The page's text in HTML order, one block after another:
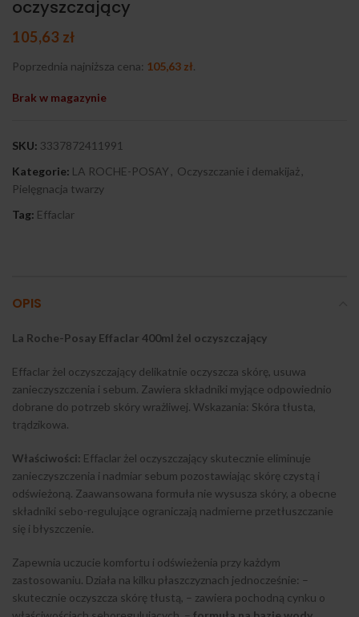
oczyszczający
105,63 zł
Poprzednia najniższa cena: 105,63 zł.
Brak w magazynie
SKU: 3337872411991
Kategorie: LA ROCHE-POSAY Oczyszczanie i demakijaż
Pielęgnacja twarzy
Tag: Effaclar
OPIS
La Roche-Posay Effaclar 400ml żel oczyszczający
Effaclar żel oczyszczający delikatnie oczyszcza skórę, usuwa
zanieczyszczenia i sebum. Zawiera składniki myjące odpowiednio
dobrane do potrzeb skóry wrażliwej. Wskazania: Skóra tłusta,
trądzikowa.
Właściwości: Effaclar żel oczyszczający skutecznie eliminuje
zanieczyszczenia i nadmiar sebum pozostawiając skórę czystą i
odświeżoną. Zaawansowana formuła nie wysusza skóry, a obecne
składniki sebo-regulujące ograniczają nadmierne przetłuszczanie
się i błyszczenie.
Zapewnia uczucie komfortu i odświeżenia przy każdym
zastosowaniu. Działa na kilku płaszczyznach jednocześnie: –
skutecznie oczyszcza skórę tłustą, – zawiera pochodną cynku o